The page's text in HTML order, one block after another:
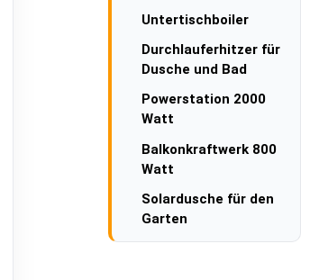
Untertischboiler
Durchlauferhitzer für
Dusche und Bad
Powerstation 2000
Watt
Balkonkraftwerk 800
Watt
Solardusche für den
Garten